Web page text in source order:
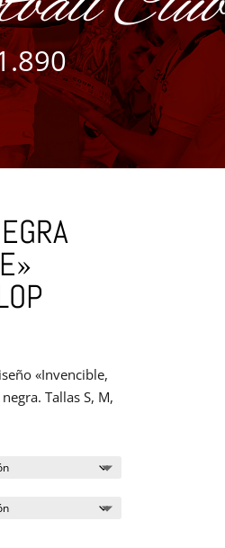
«Invencible,
Tallas S, M,